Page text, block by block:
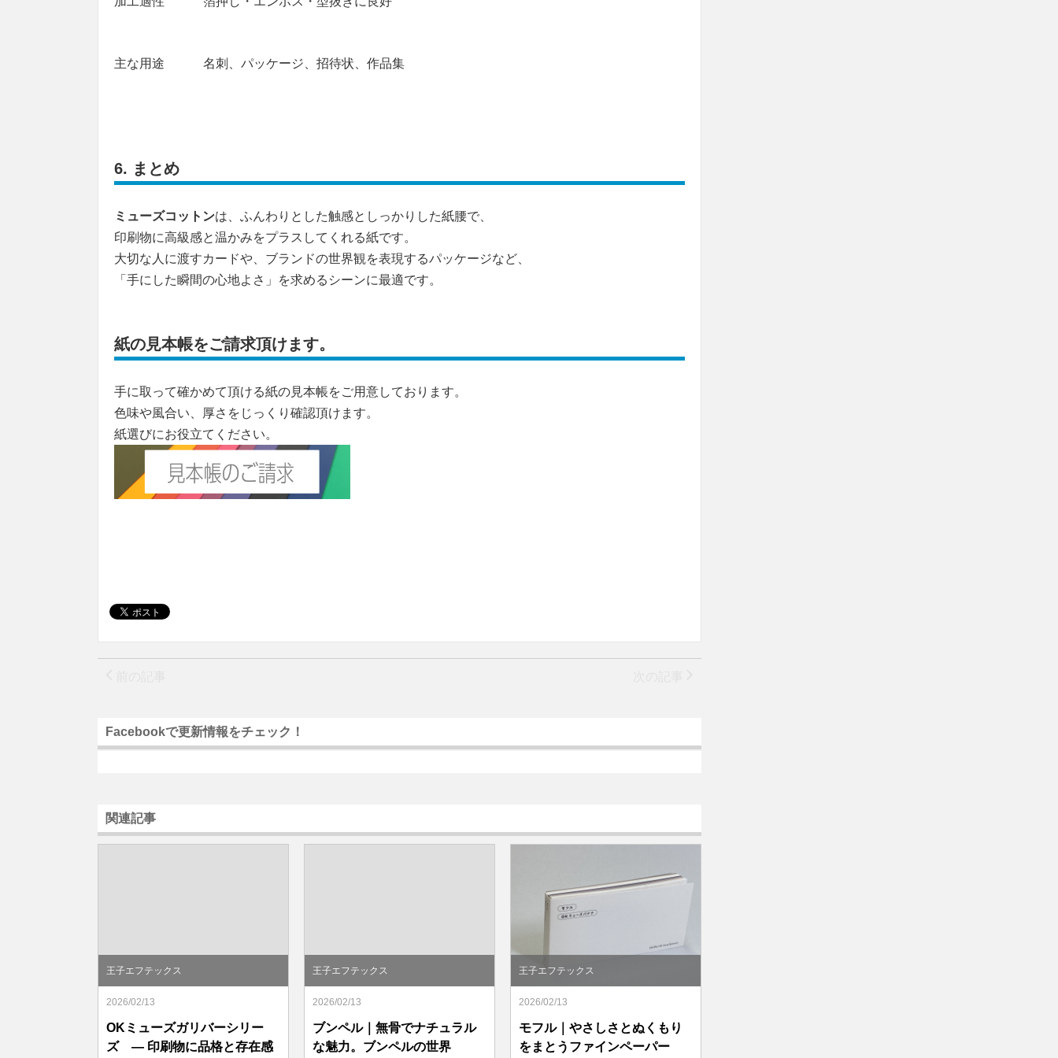
主な用途 名刺、パッケージ、招待状、作品集
6. まとめ
ミューズコットンは、ふんわりとした触感としっかりした紙腰で、
印刷物に高級感と温かみをプラスしてくれる紙です。
大切な人に渡すカードや、ブランドの世界観を表現するパッケージなど、
「手にした瞬間の心地よさ」を求めるシーンに最適です。
紙の見本帳をご請求頂けます。
手に取って確かめて頂ける紙の見本帳をご用意しております。
色味や風合い、厚さをじっくり確認頂けます。
紙選びにお役立てください。
Facebookで更新情報をチェック！
関連記事
王子エフテックス
2026/02/13
OKミューズガリバーシリー
ズ — 印刷物に品格と存在感
王子エフテックス
2026/02/13
ブンペル｜無骨でナチュラル
な魅力。ブンペルの世界
王子エフテックス
2026/02/13
モフル｜やさしさとぬくもり
をまとうファインペーパー